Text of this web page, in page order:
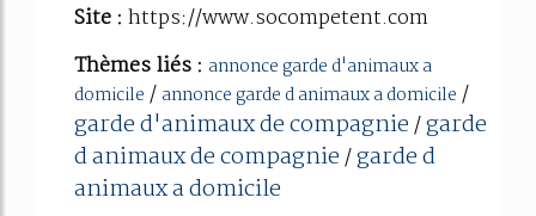
Site : https://www.socompetent.com
Thèmes liés : annonce garde d'animaux a
domicile / annonce garde d animaux a domicile /
garde d'animaux de compagnie/garde
d animaux de compagnie/garde d
animaux a domicile